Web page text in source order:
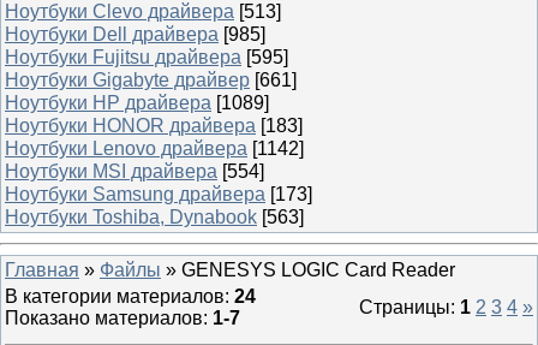
Ноутбуки Clevo драйвера [513]
Ноутбуки Dell драйвера [985]
Ноутбуки Fujitsu драйвера [595]
Ноутбуки Gigabyte драйвер [661]
Ноутбуки HP драйвера [1089]
Ноутбуки HONOR драйвера [183]
Ноутбуки Lenovo драйвера [1142]
Ноутбуки MSI драйвера [554]
Ноутбуки Samsung драйвера [173]
Ноутбуки Toshiba, Dynabook [563]
Главная » Файлы » GENESYS LOGIC Card Reader
В категории материалов: 24
Показано материалов: 1-7
Страницы: 1 2 3 4 »